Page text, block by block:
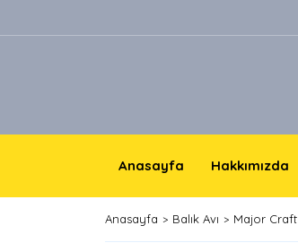
Anasayfa Hakkımızda
Anasayfa Balık Avı Major Craft